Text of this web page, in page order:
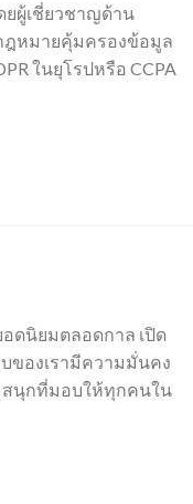
ยผู้เชี่ยวชาญด้าน
ฎหมายคุ้มครองข้อมูล
ในยุโรปหรือ CCPA
ดนิยมตลอดกาล เปิด
ของเรามีความมั่นคง
มสนุกที่มอบให้ทุกคนใน